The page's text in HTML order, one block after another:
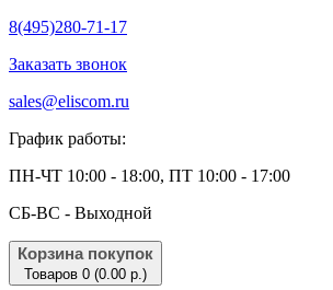
8(495)280-71-17
Заказать звонок
sales@eliscom.ru
График работы:
ПН-ЧТ 10:00 - 18:00, ПТ 10:00 - 17:00
CБ-ВС - Выходной
Корзина покупок
Товаров 0 (0.00 р.)